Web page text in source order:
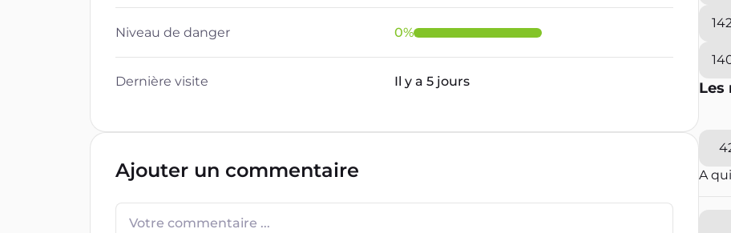
Niveau de danger 0%
Dernière visite Il y a 5 jours
Ajouter un commentaire
Les
A